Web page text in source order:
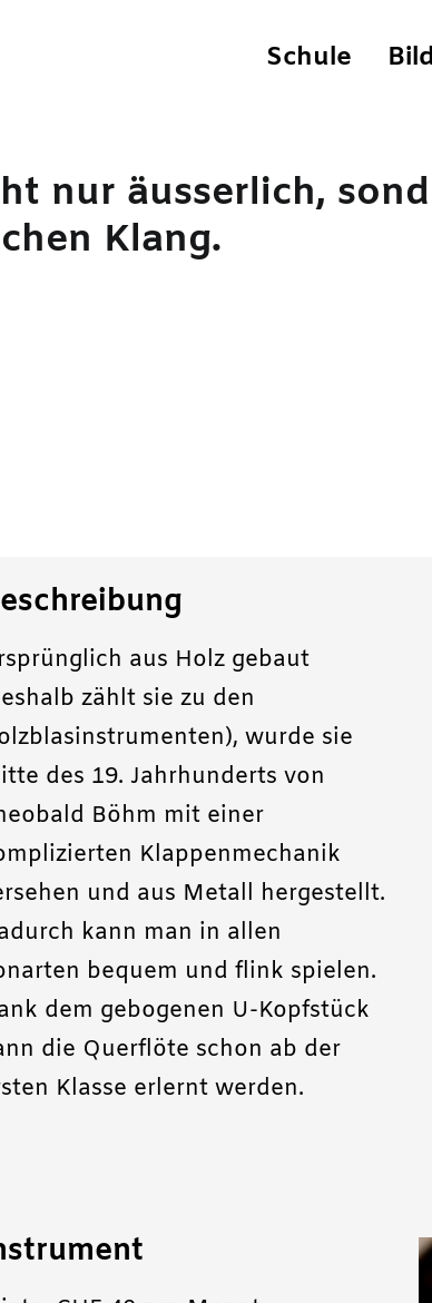
Schule
nur äusserlich,
Klang.
aus Holz gebaut
zählt sie zu den
wurde sie
des 19. Jahrhunderts von
Böhm mit einer
Klappenmechanik
und aus Metall hergestellt.
kann man in allen
bequem und flink spielen.
dem gebogenen U-Kopfstück
die Querflöte schon ab der
Klasse erlernt werden.